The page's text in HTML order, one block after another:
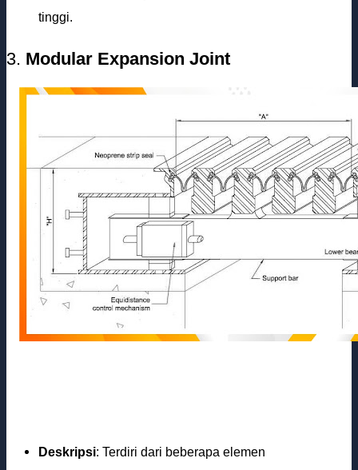
tinggi.
3. Modular Expansion Joint
Deskripsi: Terdiri dari beberapa elemen